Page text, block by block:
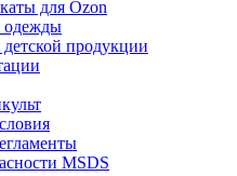
для Ozon
одежды
продукции
MSDS